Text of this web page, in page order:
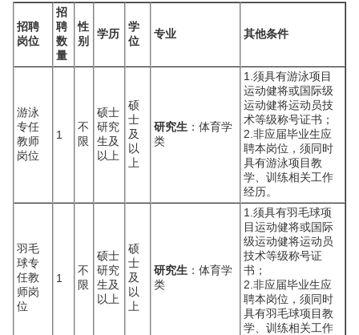
招聘
岗位
招
聘
数
量
性
别
学历
学
位
专业 其他条件
游泳
专任
教师
岗位
1
不
限
硕士
研究
生及
以上
硕
士
及
以
上
研究生 ：体育学
类
1.须具有游泳项目
运动健将或国际级
运动健将运动员技
术等级称号证书；
2.非应届毕业生应
聘本岗位，须同时
具有游泳项目教
学、训练相关工作
经历。
羽毛
球专
任教
师岗
位
1
不
限
硕士
研究
生及
以上
硕
士
及
以
上
研究生 ：体育学
类
1.须具有羽毛球项
目运动健将或国际
级运动健将运动员
技术等级称号证
书；
2.非应届毕业生应
聘本岗位，须同时
具有羽毛球项目教
学、训练相关工作